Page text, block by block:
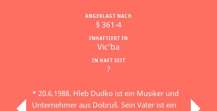
IN HAFT SEIT
?
INHAFTIERT IN
Vic’ba
ANGEKLAGT NACH
§ 361-4
* 20.6.1988. Hleb Dudko ist ein Musiker und
Unternehmer aus Dobruš. Sein Vater ist ein